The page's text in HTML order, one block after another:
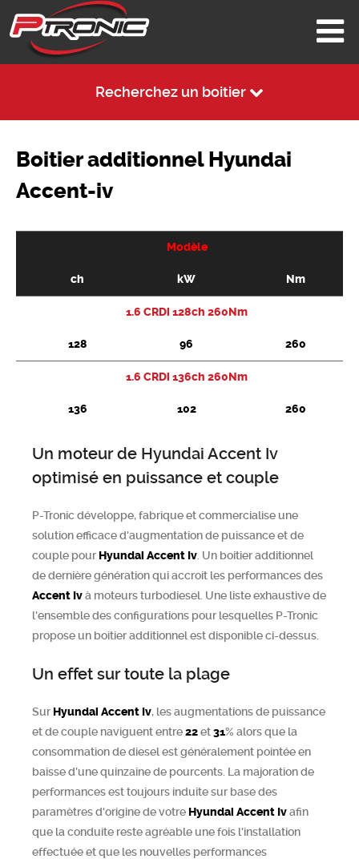
Recherchez un boitier
Chercher
Boitier additionnel Hyundai
Accent-iv
Modèle
ch kW Nm
1.6 CRDi 128ch 260Nm
128 96 260
1.6 CRDi 136ch 260Nm
136 102 260
Un moteur de Hyundai Accent Iv
optimisé en puissance et couple
P-Tronic développe, fabrique et commercialise une
solution efficace d'augmentation de puissance et de
couple pour Hyundai Accent Iv . Un boitier additionnel
de dernière génération qui accroit les performances des
Accent Ivà moteurs turbodiesel. Une liste exhaustive de
l'ensemble des configurations pour lesquelles P-Tronic
propose un boitier additionnel est disponible ci-dessus.
Un effet sur toute la plage
Sur Hyundai Accent Iv, les augmentations de puissance
et de couple naviguent entre22et31% alors que la
consommation de diesel est généralement pointée en
baisse d’une quinzaine de pourcents. La majoration de
performances est toujours induite sur base des
paramètres d'origine de votre Hyundai Accent Ivafin
que la conduite reste agréable une fois l'installation
effectuée et que les nouvelles performances